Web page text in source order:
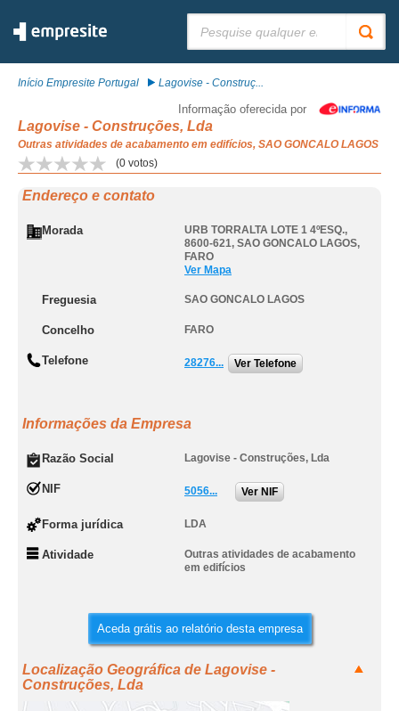
Início Empresite Portugal Lagovise - Construç...
Informação oferecida por
Lagovise - Construções, Lda
Outras atividades de acabamento em edifícios, SAO GONCALO LAGOS
(0 votos)
Endereço e contato
Morada
URB TORRALTA LOTE 1 4ºESQ.,
8600-621, SAO GONCALO LAGOS,
FARO
Ver Mapa
Freguesia SAO GONCALO LAGOS
Concelho FARO
Telefone 28276... Ver Telefone
Informações da Empresa
Razão Social Lagovise - Construções, Lda
NIF 5056... Ver NIF
Forma jurídica LDA
Atividade
Outras atividades de acabamento
em edifícios
Aceda grátis ao relatório desta empresa
Localização Geográfica de Lagovise -
Construções, Lda